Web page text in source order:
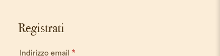
Registrati
Indirizzo email *Richiesto